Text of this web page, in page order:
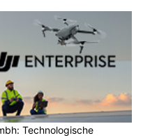
Technologische